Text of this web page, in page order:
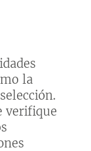
la
verifique